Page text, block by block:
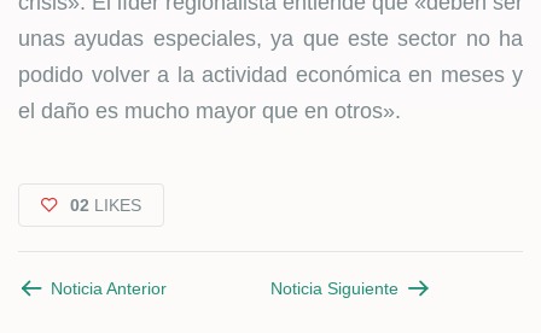
unas ayudas especiales, ya que este sector no ha
podido volver a la actividad económica en meses y
el daño es mucho mayor que en otros».
02 LIKES
Noticia Anterior Noticia Siguiente